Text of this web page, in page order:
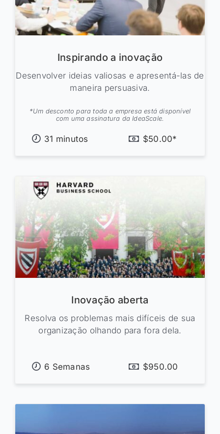
Inspirando a inovação
Desenvolver ideias valiosas e apresentá-las de
maneira persuasiva.
*Um desconto para toda a empresa está disponível
com uma assinatura da IdeaScale.
31 minutos $50.00*
Inovação aberta
Resolva os problemas mais difíceis de sua
organização olhando para fora dela.
6 Semanas $950.00